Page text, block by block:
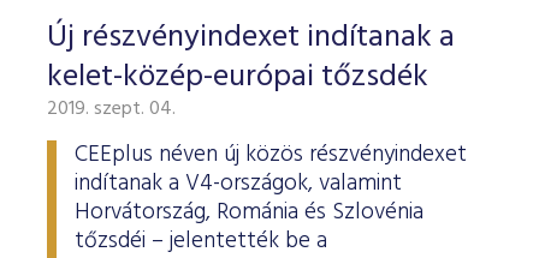
Új részvényindexet indítanak a
kelet-közép-európai tőzsdék
2019. szept. 04.
CEEplus néven új közös részvényindexet
indítanak a V4-országok, valamint
Horvátország, Románia és Szlovénia
tőzsdéi – jelentették be a